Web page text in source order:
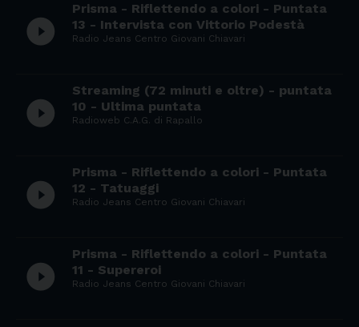
play_circle_filled
Prisma - Riflettendo a colori - Puntata
13 - Intervista con Vittorio Podestà
Radio Jeans Centro Giovani Chiavari
play_circle_filled
Streaming (72 minuti e oltre) - puntata
10 - Ultima puntata
Radioweb C.A.G. di Rapallo
play_circle_filled
Prisma - Riflettendo a colori - Puntata
12 - Tatuaggi
Radio Jeans Centro Giovani Chiavari
play_circle_filled
Prisma - Riflettendo a colori - Puntata
11 - Supereroi
Radio Jeans Centro Giovani Chiavari